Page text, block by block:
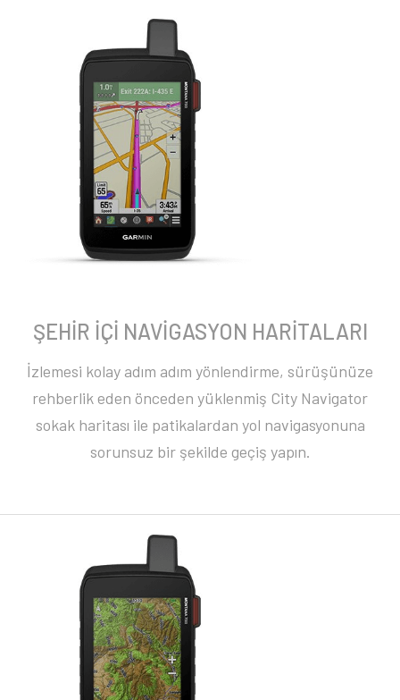
ŞEHİR İÇİ NAVİGASYON HARİTALARI
İzlemesi kolay adım adım yönlendirme, sürüşünüze
rehberlik eden önceden yüklenmiş City Navigator
sokak haritası ile patikalardan yol navigasyonuna
sorunsuz bir şekilde geçiş yapın.